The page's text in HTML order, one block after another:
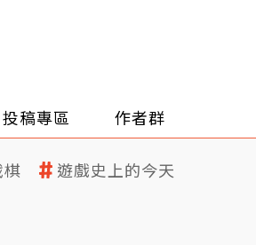
投稿專區 作者群
遊戲史上的今天